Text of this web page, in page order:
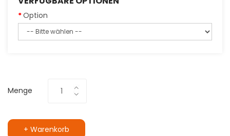
Option
Menge
+ Warenkorb